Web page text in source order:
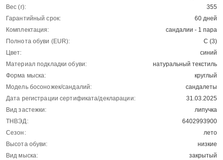
Вес (г):
355
Гарантийный срок:
60 дней
Комплектация:
сандалии - 1 пара
Полнота обуви (EUR):
С (3)
Цвет:
синий
Материал подкладки обуви:
натуральный текстиль
Форма мыска:
круглый
Модель босоножек/сандалий:
сандалеты
Дата регистрации сертификата/декларации:
31.03.2025
Вид застежки:
липучка
ТНВЭД:
6402993900
Сезон:
лето
Высота обуви:
низкие
Вид мыска:
закрытый